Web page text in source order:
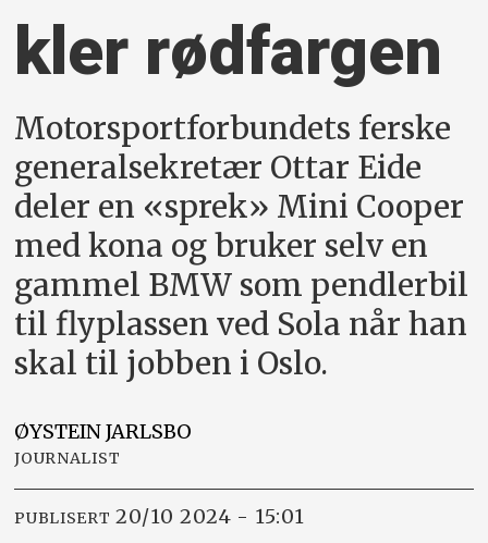
kler rødfargen
Motorsportforbundets ferske
generalsekretær Ottar Eide
deler en «sprek» Mini Cooper
med kona og bruker selv en
gammel BMW som pendlerbil
til flyplassen ved Sola når han
skal til jobben i Oslo.
ØYSTEINJARLSBO
JOURNALIST
PUBLISERT 20/10 2024 - 15:01